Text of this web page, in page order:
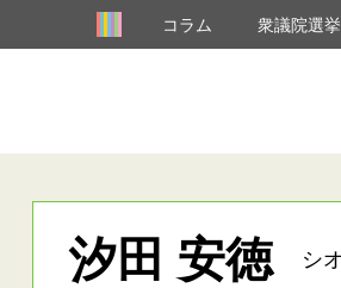
コラム 衆議院選挙
汐田 安徳 シ